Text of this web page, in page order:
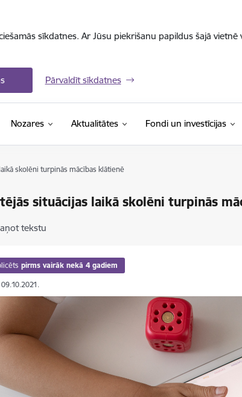
sīkdatnes. Ar Jūsu piekrišanu papildus šajā
Pārvaldīt sīkdatnes
Nozares Aktualitātes Fondi un investīcijas
skolēni turpinās mācības klātienē
situācijas laikā skolēni turpinās
tekstu
pirms vairāk nekā 4 gadiem